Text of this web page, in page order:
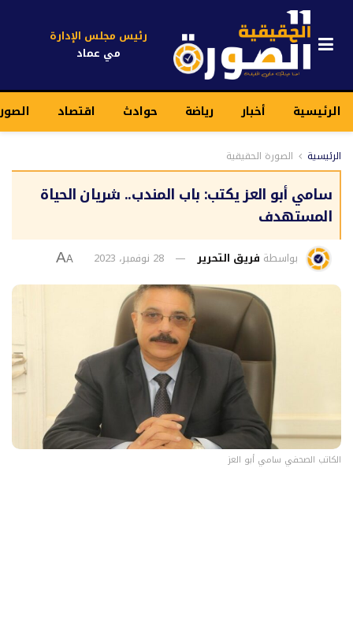
رئيس مجلس الإدارة
مي عماد
الرئيسية أخبار رياضة حوادث اقتصاد
الرئيسية الصورة الحقيقية
سامي أبو العز يكتب: باب المندب.. شريان الحياة
المستهدف
بواسطة فريق التحرير 28 نوفمبر، 2023 A
A
الكاتب الصحفي سامي أبو العز